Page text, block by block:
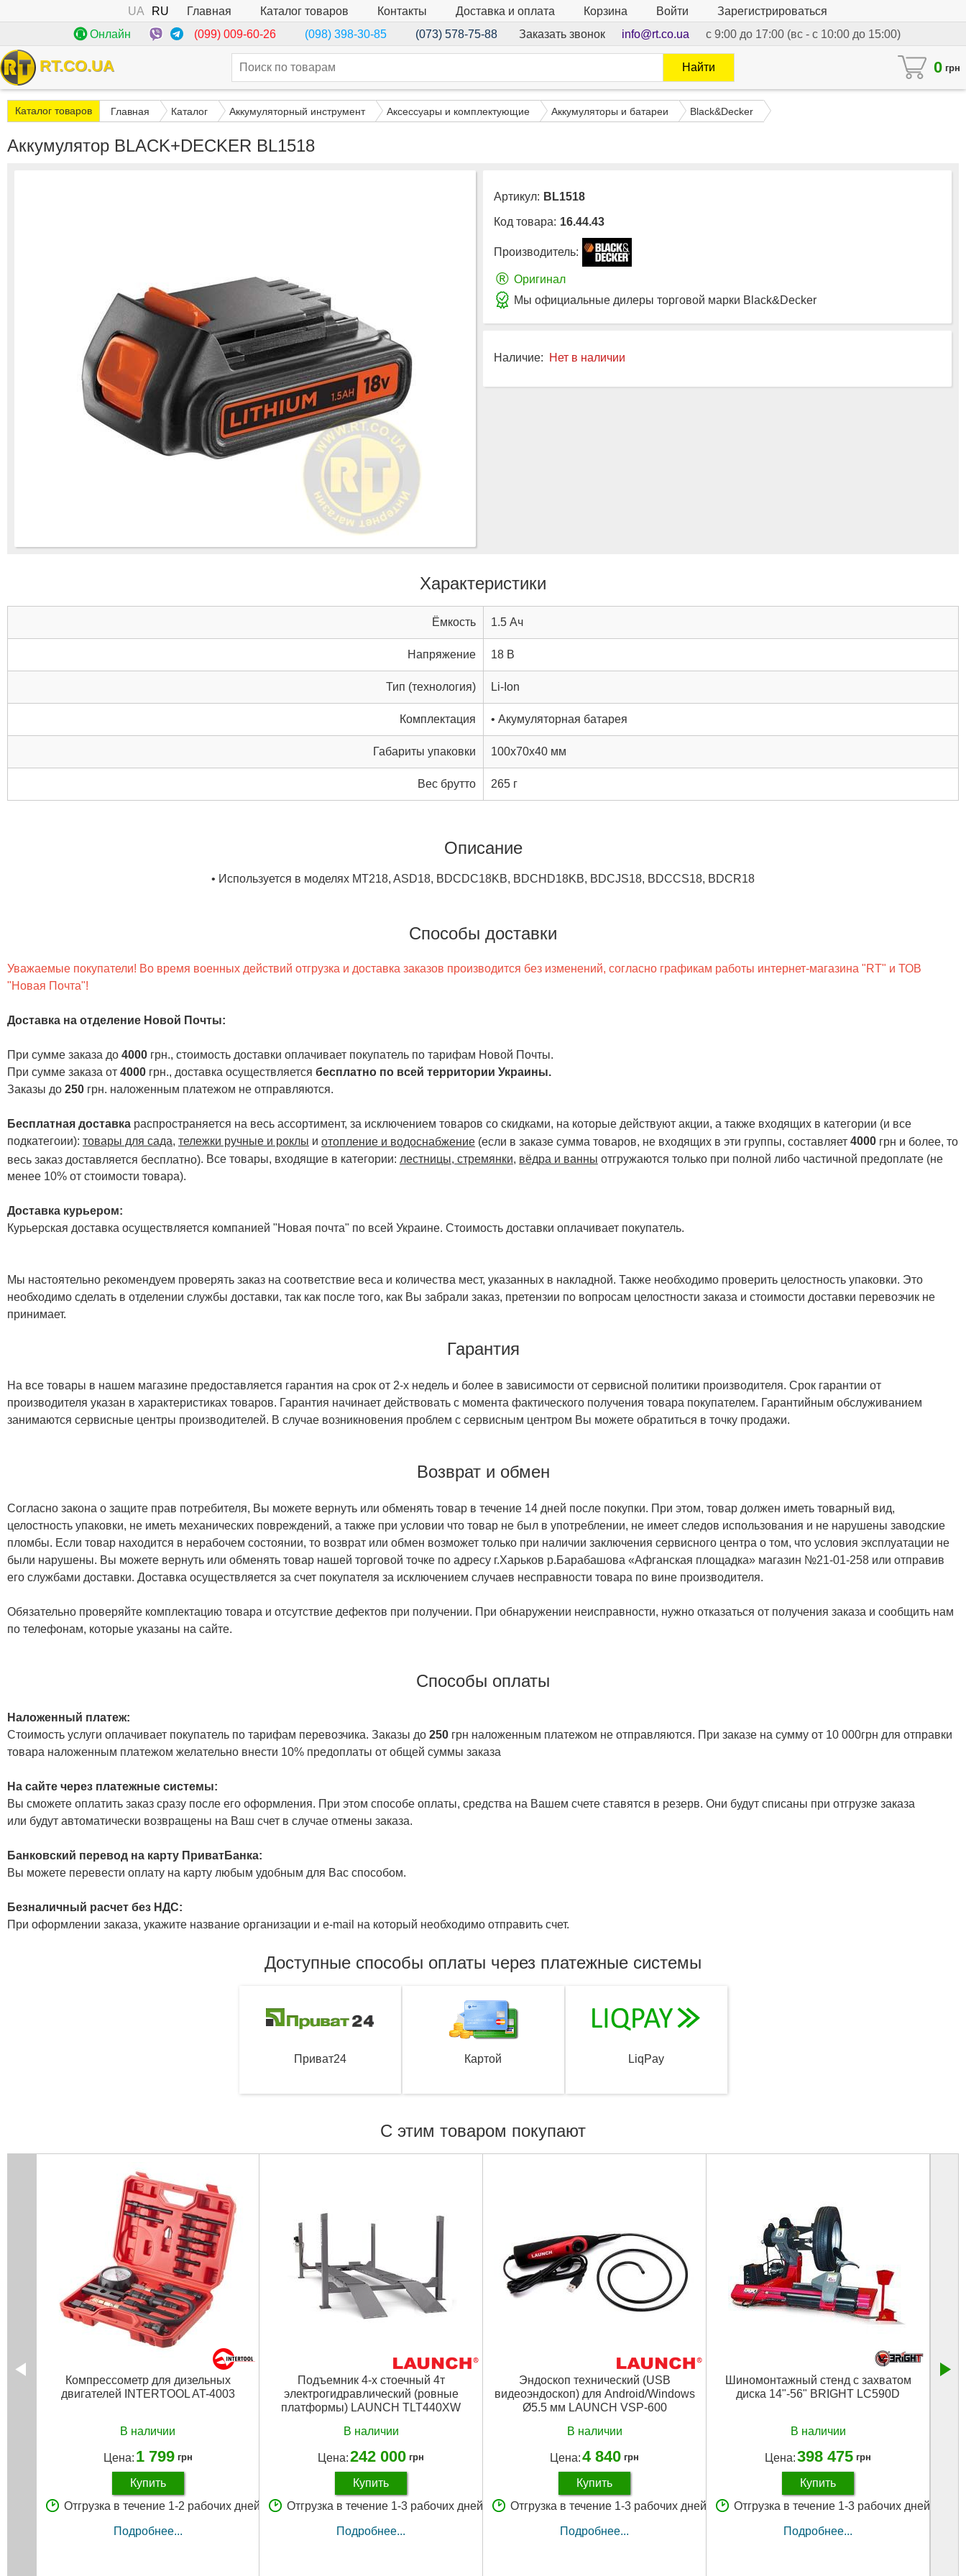
UA RU Главная Каталог товаров Контакты Доставка и оплата Корзина Войти
Зарегистрироваться
Онлайн
(099) 009-60-26 (098) 398-30-85 (073) 578-75-88 Заказать звонок info@rt.co.ua с 9:00 до 17:00 (вс - с 10:00 до 15:00)
RT.CO.UA 0 грн
Найти
Каталог товаров Главная Каталог Аккумуляторный инструмент Аксессуары и комплектующие Аккумуляторы и батареи Black&Decker
Аккумулятор BLACK+DECKER BL1518
Артикул: BL1518
Код товара: 16.44.43
Производитель:
® Оригинал
Мы официальные дилеры торговой марки Black&Decker
Наличие: Нет в наличии
Характеристики
Ёмкость 1.5 Ач
Напряжение 18 В
Тип (технология) Li-Ion
Комплектация • Акумуляторная батарея
Габариты упаковки 100x70x40 мм
Вес брутто 265 г
Описание
• Используется в моделях MT218, ASD18, BDCDC18KB, BDCHD18KB, BDCJS18, BDCCS18, BDCR18
Способы доставки
Уважаемые покупатели! Во время военных действий отгрузка и доставка заказов производится без изменений, согласно графикам работы интернет-магазина "RT" и ТОВ
"Новая Почта"!
Доставка на отделение Новой Почты:
При сумме заказа до 4000 грн., стоимость доставки оплачивает покупатель по тарифам Новой Почты.
При сумме заказа от 4000 грн., доставка осуществляется бесплатно по всей территории Украины.
Заказы до 250 грн. наложенным платежом не отправляются.
Бесплатная доставка распространяется на весь ассортимент, за исключением товаров со скидками, на которые действуют акции, а также входящих в категории (и все
подкатегоии): товары для сада, тележки ручные и роклы и отопление и водоснабжение (если в заказе сумма товаров, не входящих в эти группы, составляет 4000 грн и более, то
весь заказ доставляется бесплатно). Все товары, входящие в категории: лестницы, стремянки, вёдра и ванны отгружаются только при полной либо частичной предоплате (не
менее 10% от стоимости товара).
Доставка курьером:
Курьерская доставка осуществляется компанией "Новая почта" по всей Украине. Стоимость доставки оплачивает покупатель.
Мы настоятельно рекомендуем проверять заказ на соответствие веса и количества мест, указанных в накладной. Также необходимо проверить целостность упаковки. Это
необходимо сделать в отделении службы доставки, так как после того, как Вы забрали заказ, претензии по вопросам целостности заказа и стоимости доставки перевозчик не
принимает.
Гарантия
На все товары в нашем магазине предоставляется гарантия на срок от 2-х недель и более в зависимости от сервисной политики производителя. Срок гарантии от
производителя указан в характеристиках товаров. Гарантия начинает действовать с момента фактического получения товара покупателем. Гарантийным обслуживанием
занимаются сервисные центры производителей. В случае возникновения проблем с сервисным центром Вы можете обратиться в точку продажи.
Возврат и обмен
Согласно закона о защите прав потребителя, Вы можете вернуть или обменять товар в течение 14 дней после покупки. При этом, товар должен иметь товарный вид,
целостность упаковки, не иметь механических повреждений, а также при условии что товар не был в употреблении, не имеет следов использования и не нарушены заводские
пломбы. Если товар находится в нерабочем состоянии, то возврат или обмен возможет только при наличии заключения сервисного центра о том, что условия эксплуатации не
были нарушены. Вы можете вернуть или обменять товар нашей торговой точке по адресу г.Харьков р.Барабашова «Афганская площадка» магазин №21-01-258 или отправив
его службами доставки. Доставка осуществляется за счет покупателя за исключением случаев несправности товара по вине производителя.
Обязательно проверяйте комплектацию товара и отсутствие дефектов при получении. При обнаружении неисправности, нужно отказаться от получения заказа и сообщить нам
по телефонам, которые указаны на сайте.
Способы оплаты
Наложенный платеж:
Стоимость услуги оплачивает покупатель по тарифам перевозчика. Заказы до 250 грн наложенным платежом не отправляются. При заказе на сумму от 10 000грн для отправки
товара наложенным платежом желательно внести 10% предоплаты от общей суммы заказа
На сайте через платежные системы:
Вы сможете оплатить заказ сразу после его оформления. При этом способе оплаты, средства на Вашем счете ставятся в резерв. Они будут списаны при отгрузке заказа
или будут автоматически возвращены на Ваш счет в случае отмены заказа.
Банковский перевод на карту ПриватБанка:
Вы можете перевести оплату на карту любым удобным для Вас способом.
Безналичный расчет без НДС:
При оформлении заказа, укажите название организации и e-mail на который необходимо отправить счет.
Доступные способы оплаты через платежные системы
Приват24 Картой LiqPay
С этим товаром покупают
Компрессометр для дизельных
двигателей INTERTOOL AT-4003
В наличии
Цена: 1 799 грн
Купить
Отгрузка в течение 1-2 рабочих дней
Подробнее...
Подъемник 4-х стоечный 4т
электрогидравлический (ровные
платформы) LAUNCH TLT440XW
В наличии
Цена:242 000 грн
Купить
Отгрузка в течение 1-3 рабочих дней
Подробнее...
Эндоскоп технический (USB
видеоэндоскоп) для Android/Windows
Ø5.5 мм LAUNCH VSP-600
В наличии
Цена:4 840 грн
Купить
Отгрузка в течение 1-3 рабочих дней
Подробнее...
Шиномонтажный стенд с захватом
диска 14"-56" BRIGHT LC590D
В наличии
Цена:398 475 грн
Купить
Отгрузка в течение 1-3 рабочих дней
Подробнее...